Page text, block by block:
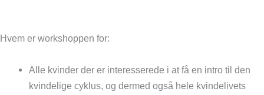
Hvem er workshoppen for:
Alle kvinder der er interesserede i at få en intro til den
kvindelige cyklus, og dermed også hele kvindelivets